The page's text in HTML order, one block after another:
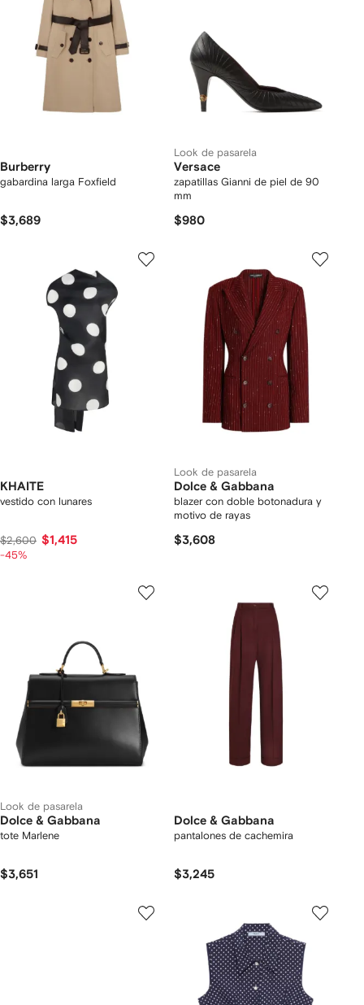
Burberry
gabardina larga Foxfield
$3,689
Look de pasarela
Versace
zapatillas Gianni de piel de 90
mm
$980
KHAITE
vestido con lunares
$2,600 $1,415
-45%
Look de pasarela
Dolce & Gabbana
blazer con doble botonadura y
motivo de rayas
$3,608
Look de pasarela
Dolce & Gabbana
tote Marlene
$3,651
Dolce & Gabbana
pantalones de cachemira
$3,245